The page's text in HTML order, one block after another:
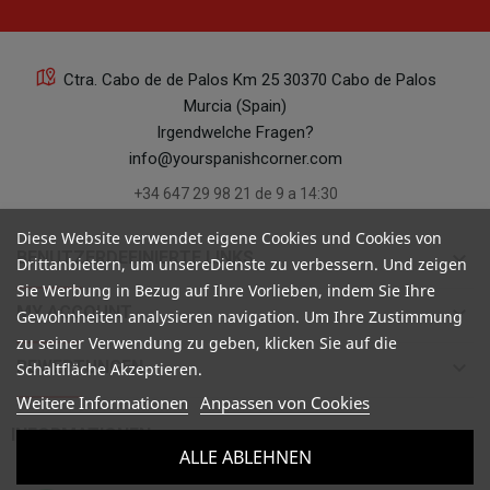
Ctra. Cabo de de Palos Km 25 30370 Cabo de Palos
Murcia (Spain)
Irgendwelche Fragen?
info@yourspanishcorner.com
+34 647 29 98 21 de 9 a 14:30
BENUTZERDEFINIERTE LINKS keyboard_arrow_down
MY ACCOUNT keyboard_arrow_down
BEWERTUNGEN
INFORMATIONEN 
Diese Website verwendet eigene Cookies und Cookies von
Drittanbietern, um unsereDienste zu verbessern. Und zeigen
Sie Werbung in Bezug auf Ihre Vorlieben, indem Sie Ihre
Gewohnheiten analysieren navigation. Um Ihre Zustimmung
zu seiner Verwendung zu geben, klicken Sie auf die
Schaltfläche Akzeptieren.
Weitere Informationen Anpassen von Cookies
ALLE ABLEHNEN